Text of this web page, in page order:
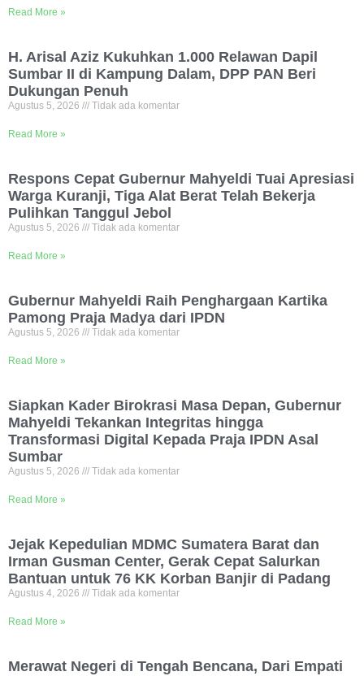
Read More »
H. Arisal Aziz Kukuhkan 1.000 Relawan Dapil
Sumbar II di Kampung Dalam, DPP PAN Beri
Dukungan Penuh
Agustus 5, 2026 Tidak ada komentar
Read More »
Respons Cepat Gubernur Mahyeldi Tuai Apresiasi
Warga Kuranji, Tiga Alat Berat Telah Bekerja
Pulihkan Tanggul Jebol
Agustus 5, 2026 Tidak ada komentar
Read More »
Gubernur Mahyeldi Raih Penghargaan Kartika
Pamong Praja Madya dari IPDN
Agustus 5, 2026 Tidak ada komentar
Read More »
Siapkan Kader Birokrasi Masa Depan, Gubernur
Mahyeldi Tekankan Integritas hingga
Transformasi Digital Kepada Praja IPDN Asal
Sumbar
Agustus 5, 2026 Tidak ada komentar
Read More »
Jejak Kepedulian MDMC Sumatera Barat dan
Irman Gusman Center, Gerak Cepat Salurkan
Bantuan untuk 76 KK Korban Banjir di Padang
Agustus 4, 2026 Tidak ada komentar
Read More »
Merawat Negeri di Tengah Bencana, Dari Empati